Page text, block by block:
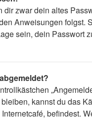
zwar dein altes
Anweisungen
sein, dein Passwort
kannst du das
befindest.